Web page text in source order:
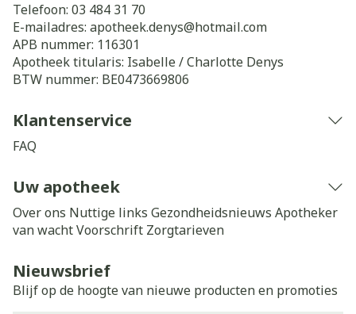
Telefoon: 03 484 31 70
E-mailadres: apotheek.denys@hotmail.com
APB nummer: 116301
Apotheek titularis: Isabelle / Charlotte Denys
BTW nummer: BE0473669806
Klantenservice
FAQ
Uw apotheek
Over ons Nuttige links Gezondheidsnieuws Apotheker
van wachtVoorschrift Zorgtarieven
Nieuwsbrief
Blijf op de hoogte van nieuwe producten en promoties